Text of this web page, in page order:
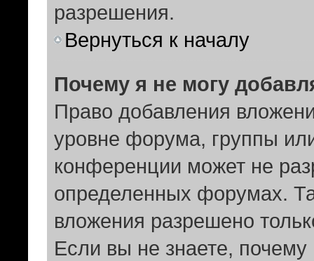
разрешения.
Вернуться к началу
Почему я не могу
Право добавления
уровне форума, группы
конференции может не
определенных форумах.
вложения разрешено
Если вы не знаете,